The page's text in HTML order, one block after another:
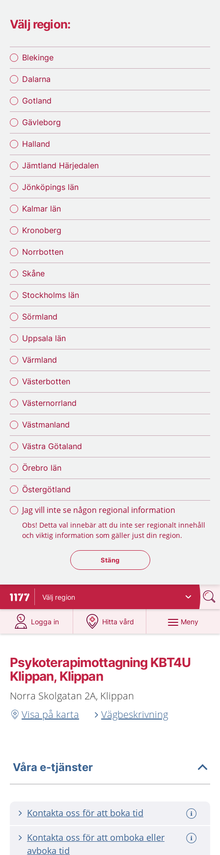
Välj region:
Blekinge
Dalarna
Gotland
Gävleborg
Halland
Jämtland Härjedalen
Jönköpings län
Kalmar län
Kronoberg
Norrbotten
Skåne
Stockholms län
Sörmland
Uppsala län
Värmland
Västerbotten
Västernorrland
Västmanland
Västra Götaland
Örebro län
Östergötland
Jag vill inte se någon regional information
Obs! Detta val innebär att du inte ser regionalt innehåll
och viktig information som gäller just din region.
Stäng regionsväljaren
Stäng
Till startsidan för 1177
Välj region
Logga in
på 1177.se
Hitta vård
på 1177.se
Meny
Psykoterapimottagning KBT4U
Klippan, Klippan
Norra Skolgatan 2A, Klippan
Visa på karta
Vägbeskrivning
Våra e-tjänster
Kontakta oss för att boka tid
Kontakta oss för att omboka eller
avboka tid